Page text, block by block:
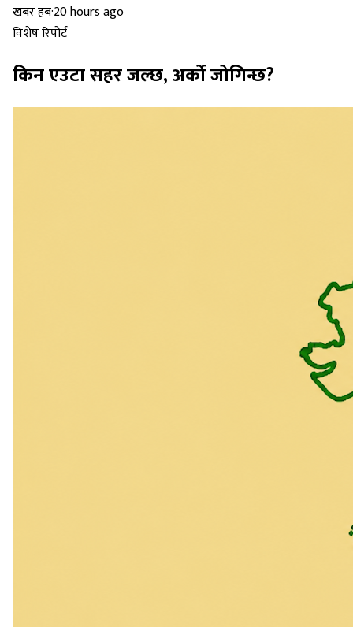
खबर हब·20 hours ago
विशेष रिपोर्ट
किन एउटा सहर जल्छ, अर्को जोगिन्छ?